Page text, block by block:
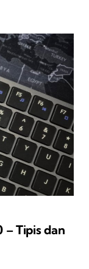
– Tipis dan